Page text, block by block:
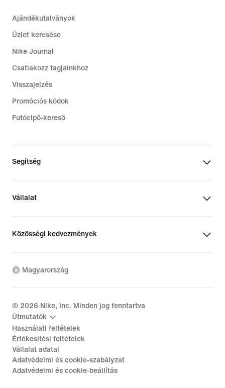
Ajándékutalványok
Üzlet keresése
Nike Journal
Csatlakozz tagjainkhoz
Visszajelzés
Promóciós kódok
Futócipő-kereső
Segítség
Vállalat
Közösségi kedvezmények
Magyarország
© 2026 Nike, Inc. Minden jog fenntartva
Útmutatók
Használati feltételek
Értékesítési feltételek
Vállalat adatai
Adatvédelmi és cookie-szabályzat
Adatvédelmi és cookie-beállítás